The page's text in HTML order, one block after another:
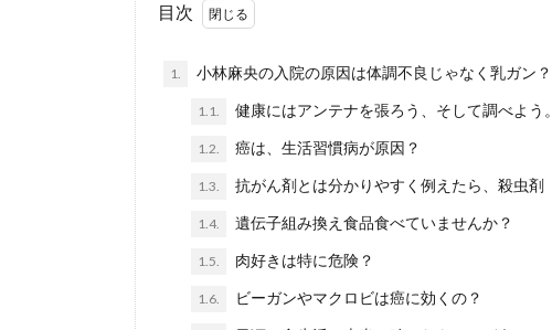
目次
1. 小林麻央の入院の原因は体調不良じゃなく乳ガン？
1.1. 健康にはアンテナを張ろう、そして調べよう。
1.2. 癌は、生活習慣病が原因？
1.3. 抗がん剤とは分かりやすく例えたら、殺虫剤
1.4. 遺伝子組み換え食品食べていませんか？
1.5. 肉好きは特に危険？
1.6. ビーガンやマクロビは癌に効くの？